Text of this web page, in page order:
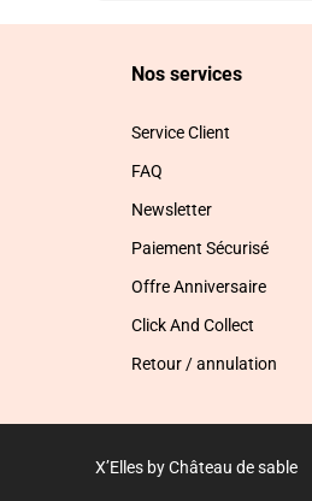
Nos services
Service Client
FAQ
Newsletter
Paiement Sécurisé
Offre Anniversaire
Click And Collect
Retour / annulation
X’Elles by Château de sable